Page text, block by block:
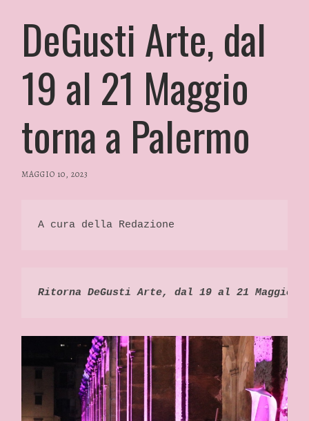
DeGusti Arte, dal
19 al 21 Maggio
torna a Palermo
MAGGIO 10, 2023
GLAMOUR
A cura della Redazione
Ritorna DeGusti Arte, dal 19 al 21 Maggio